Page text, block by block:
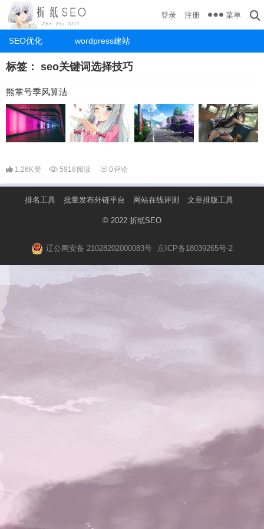
SEO优化 wordpress建站
登录 注册 菜单
标签： seo关键词选择技巧
熊掌号季风算法
1.26K赞 5918 阅读 0评论
排名工具 批量发布外链平台 网站在线评测 文章排版工具
© 2022 折纸SEO
辽公网安备 21028202000083号 京ICP备18039265号-2